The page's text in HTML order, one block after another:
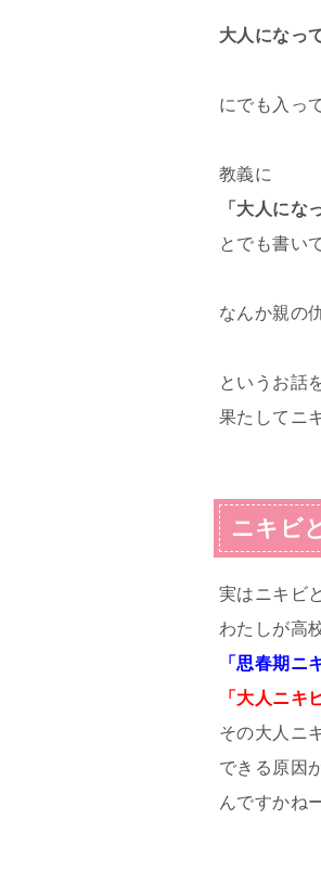
大人になっ
にでも入っ
教義に
「大人にな
とでも書い
なんか親の
というお話
果たしてニ
ニキビ
実はニキビ
わたしが高
「思春期ニ
「大人ニキ
その大人ニ
できる原因
んですかね